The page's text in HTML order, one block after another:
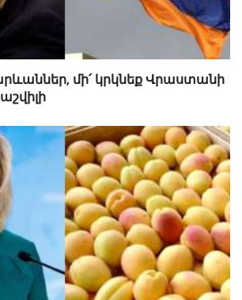
մի՛ կրկնեք Վրաստանի